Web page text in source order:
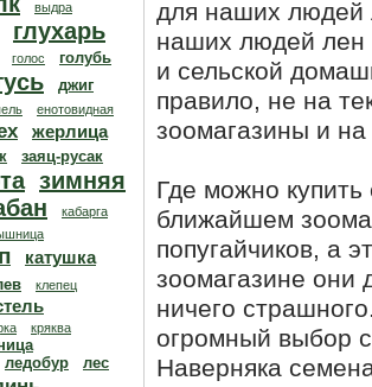
выдра
глухарь
голос голубь
джиг
енотовидная
жерлица
заяц-русак
зимняя
кабарга
катушка
клепец
кряква
ледобур лес
для наших людей
наших людей лен
и сельской
правило, не на
зоомагазины и
Где можно
ближайшем
попугайчиков, а
зоомагазине
ничего
огромный выбор
Наверняка